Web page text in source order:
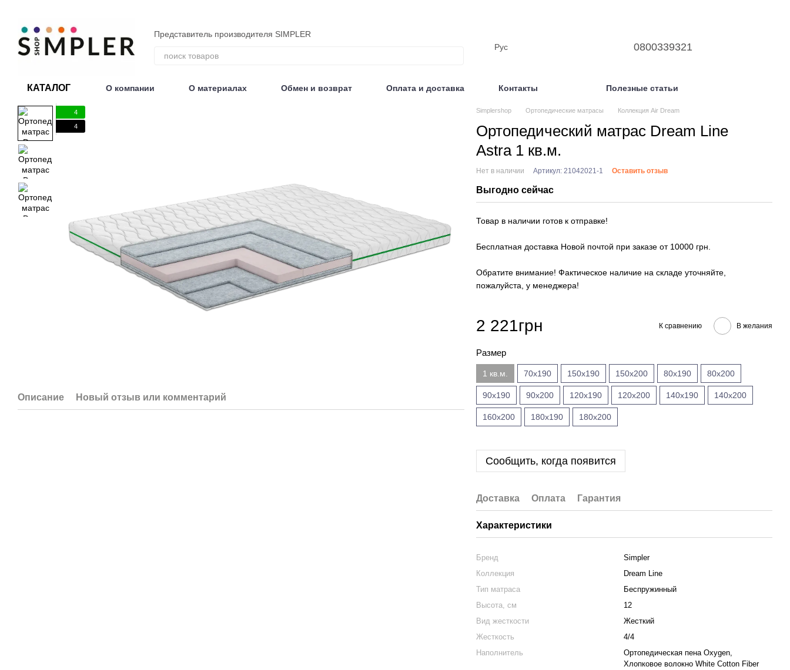
Представитель производителя SIMPLER
Рус
0800339321
КАТАЛОГ О компании О материалах Обмен и возврат Оплата и доставка Контакты
Полезные статьи
4
4
Описание Новый отзыв или комментарий
Simplershop Ортопедические матрасы Коллекция Air Dream
Ортопедический матрас Dream Line
Astra 1 кв.м.
Нет в наличии Артикул: 21042021-1 Оставить отзыв
Выгодно сейчас
Товар в наличии готов к отправке!
Бесплатная доставка Новой почтой при заказе от 10000 грн.
Обратите внимание! Фактическое наличие на складе уточняйте,
пожалуйста, у менеджера!
2 221грн К сравнению В желания
Размер
1 кв.м. 70x190 150x190 150x200 80x190 80x200
90x190 90x200 120x190 120x200 140x190 140x200
160x200 180x190 180x200
Сообщить, когда появится
Доставка Оплата Гарантия
Характеристики
Бренд
Simpler
Коллекция
Dream Line
Тип матраса
Беспружинный
Высота, см
12
Вид жесткости
Жесткий
Жесткость
4/4
Наполнитель
Ортопедическая пена Oxygen,
Хлопковое волокно White Cotton Fiber